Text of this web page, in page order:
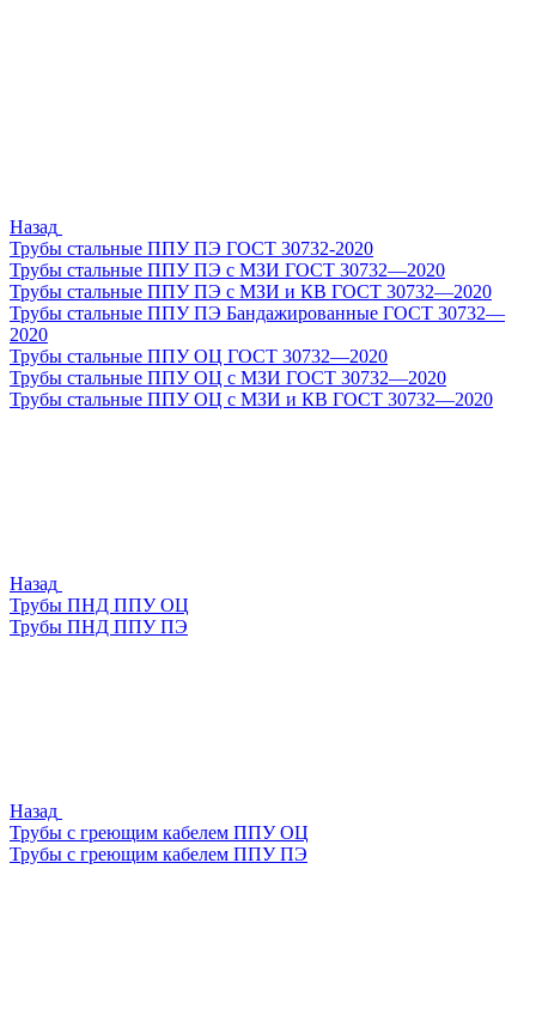
Назад
Трубы стальные ППУ ПЭ ГОСТ 30732-2020
Трубы стальные ППУ ПЭ с МЗИ ГОСТ 30732—2020
Трубы стальные ППУ ПЭ с МЗИ и КВ ГОСТ 30732—2020
Трубы стальные ППУ ПЭ Бандажированные ГОСТ 30732—
2020
Трубы стальные ППУ ОЦ ГОСТ 30732—2020
Трубы стальные ППУ ОЦ с МЗИ ГОСТ 30732—2020
Трубы стальные ППУ ОЦ с МЗИ и КВ ГОСТ 30732—2020
Назад
Трубы ПНД ППУ ОЦ
Трубы ПНД ППУ ПЭ
Назад
Трубы с греющим кабелем ППУ ОЦ
Трубы с греющим кабелем ППУ ПЭ